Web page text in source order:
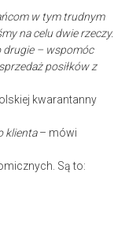
w tym trudnym
na celu dwie rzeczy.
drugie – wspomóc
posiłków z
kwarantanny
klienta– mówi
Są to: